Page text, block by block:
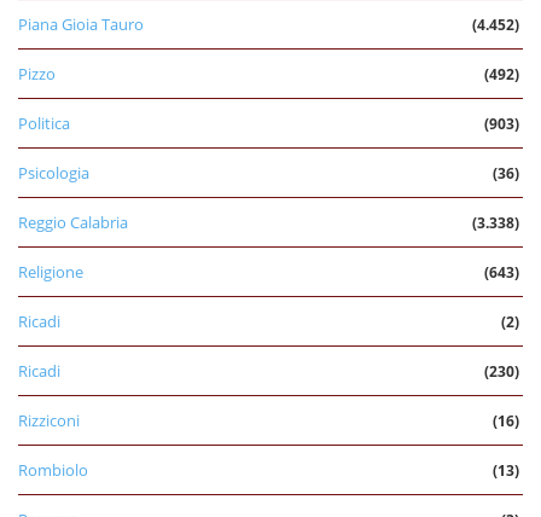
Piana Gioia Tauro (4.452)
Pizzo (492)
Politica (903)
Psicologia (36)
Reggio Calabria (3.338)
Religione (643)
Ricadi (2)
Ricadi (230)
Rizziconi (16)
Rombiolo (13)